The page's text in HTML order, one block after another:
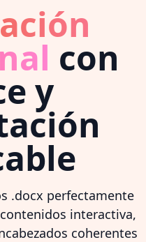
con
y
.docx perfectamente
interactiva,
coherentes